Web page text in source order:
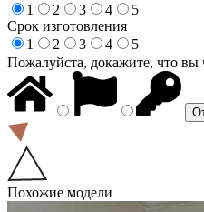
1
2 3 4
5
Срок изготовления
1
2 3 4
5
Пожалуйста, докажите, что вы
Похожие модели